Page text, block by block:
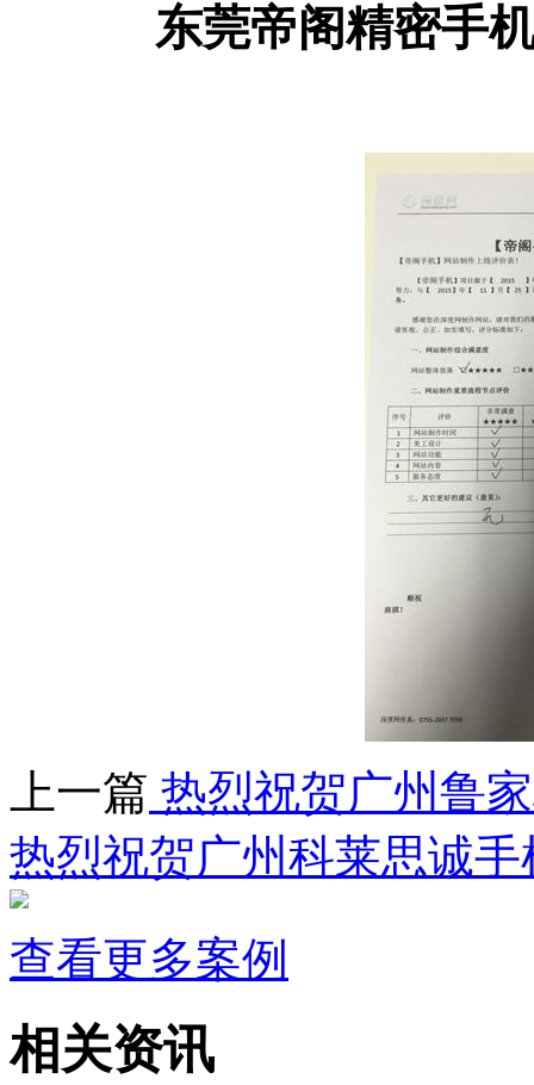
东莞帝阁精密手
上一篇 热烈祝贺广州鲁
热烈祝贺广州科莱思诚
查看更多案例
相关资讯